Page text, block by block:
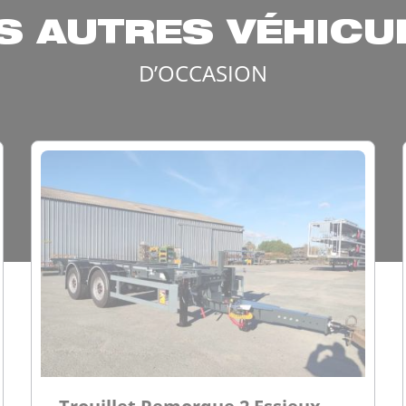
AUTRES
D’OCCASION